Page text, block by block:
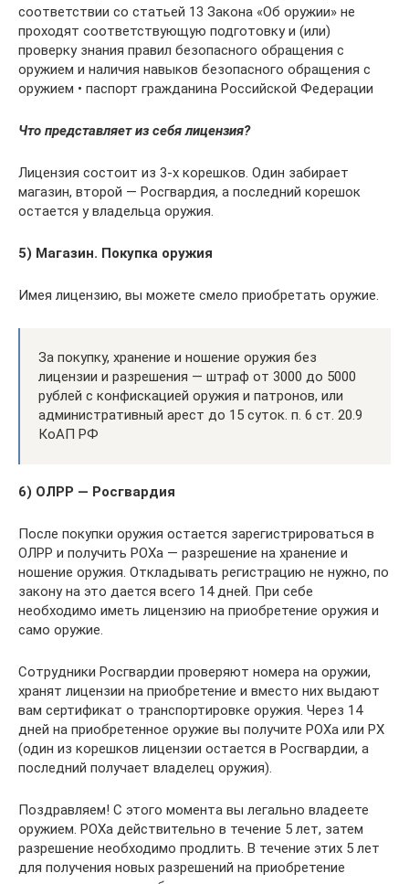
соответствии со статьей 13 Закона «Об оружии» не
проходят соответствующую подготовку и (или)
проверку знания правил безопасного обращения с
оружием и наличия навыков безопасного обращения с
оружием • паспорт гражданина Российской Федерации
Что представляет из себя лицензия?
Лицензия состоит из 3-х корешков. Один забирает
магазин, второй — Росгвардия, а последний корешок
остается у владельца оружия.
5) Магазин. Покупка оружия
Имея лицензию, вы можете смело приобретать оружие.
За покупку, хранение и ношение оружия без
лицензии и разрешения — штраф от 3000 до 5000
рублей с конфискацией оружия и патронов, или
административный арест до 15 суток. п. 6 ст. 20.9
КоАП РФ
6) ОЛРР — Росгвардия
После покупки оружия остается зарегистрироваться в
ОЛРР и получить РОХа — разрешение на хранение и
ношение оружия. Откладывать регистрацию не нужно, по
закону на это дается всего 14 дней. При себе
необходимо иметь лицензию на приобретение оружия и
само оружие.
Сотрудники Росгвардии проверяют номера на оружии,
хранят лицензии на приобретение и вместо них выдают
вам сертификат о транспортировке оружия. Через 14
дней на приобретенное оружие вы получите РОХа или РХ
(один из корешков лицензии остается в Росгвардии, а
последний получает владелец оружия).
Поздравляем! С этого момента вы легально владеете
оружием. РОХа действительно в течение 5 лет, затем
разрешение необходимо продлить. В течение этих 5 лет
для получения новых разрешений на приобретение